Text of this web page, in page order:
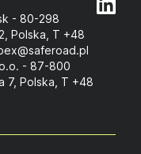
- 80-298
Polska, T +48
- 87-800
7, Polska, T +48